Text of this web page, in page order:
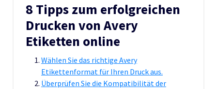
8 Tipps zum erfolgreichen
Drucken von Avery
Etiketten online
Wählen Sie das richtige Avery
Etikettenformat für Ihren Druck aus.
Überprüfen Sie die Kompatibilität der